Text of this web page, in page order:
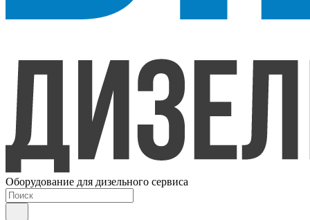
Оборудование для дизельного сервиса